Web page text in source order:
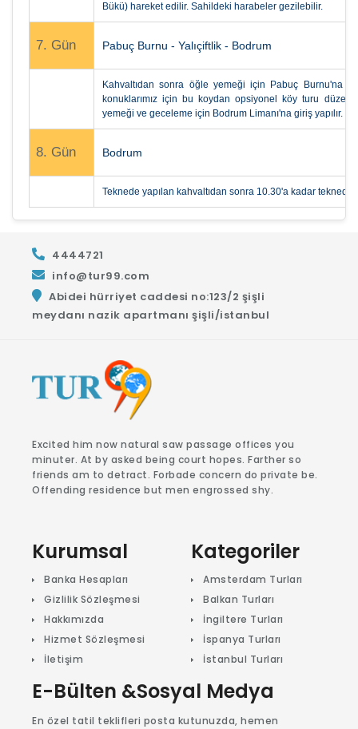
Bükü) hareket edilir. Sahildeki harabeler gezilebilir.
7. Gün Pabuç Burnu - Yalıçiftlik - Bodrum
Kahvaltıdan sonra öğle yemeği için Pabuç Burnu'na
konuklarımız için bu koydan opsiyonel köy turu
yemeği ve geceleme için Bodrum Limanı'na giriş yapılır.
8. Gün Bodrum
Teknede yapılan kahvaltıdan sonra 10.30'a kadar
4444721
info@tur99.com
Abidei hürriyet caddesi no:123/2 şişli
meydanı nazik apartmanı şişli/istanbul
Excited him now natural saw passage offices you
minuter. At by asked being court hopes. Farther so
friends am to detract. Forbade concern do private be.
Offending residence but men engrossed shy.
Kurumsal
Banka Hesapları
Gizlilik Sözleşmesi
Hakkımızda
Hizmet Sözleşmesi
İletişim
Kategoriler
Amsterdam Turları
Balkan Turları
İngiltere Turları
İspanya Turları
İstanbul Turları
E-Bülten &Sosyal Medya
En özel tatil teklifleri posta kutunuzda, hemen